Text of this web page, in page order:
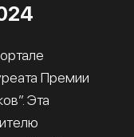
Премии
Эта